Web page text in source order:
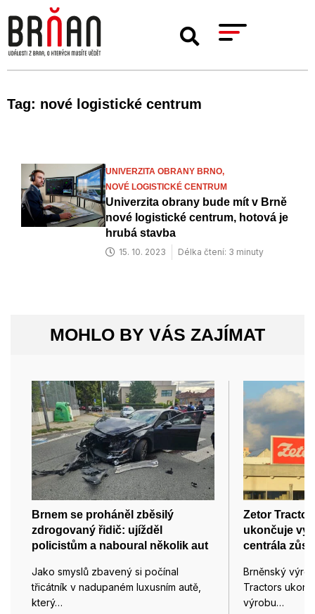
Tag: nové logistické centrum
UNIVERZITA OBRANY BRNO,
NOVÉ LOGISTICKÉ CENTRUM
Univerzita obrany bude mít v Brně
nové logistické centrum, hotová je
hrubá stavba
15. 10. 2023 Délka čtení: 3 minuty
MOHLO BY VÁS ZAJÍMAT
Brnem se proháněl zběsilý
zdrogovaný řidič: ujížděl
policistům a naboural několik aut
Jako smyslů zbavený si počínal
třicátník v nadupaném luxusním autě,
který…
Zetor
ukončuje
centrála
Brněnský
Tractors
výrobu…